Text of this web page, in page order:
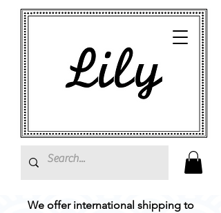
We offer international shipping to